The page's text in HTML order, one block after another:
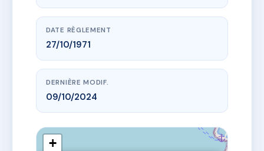
DATE RÈGLEMENT
27/10/1971
DERNIÈRE MODIF.
09/10/2024
+